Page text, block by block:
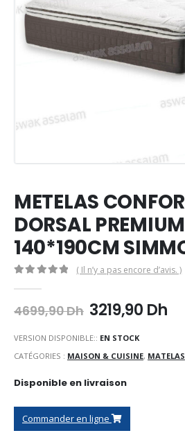
METELAS
DORSAL PREMIUM
140*190CM
( Il n’y a pas encore d’avis. )
4699,90Dh Le
initial
était :
3219,90 DhLe
est
VERSION DISPONIBLE:: EN STOCK
CATÉGORIES : MAISON & CUISINE, MATELAS
Disponible en livraison
Commander en ligne